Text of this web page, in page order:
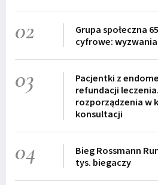
02
Grupa społeczna
cyfrowe:
03
Pacjentki z
refundacji
rozporządzenia w
konsultacji
04
Bieg Rossmann
tys. biegaczy